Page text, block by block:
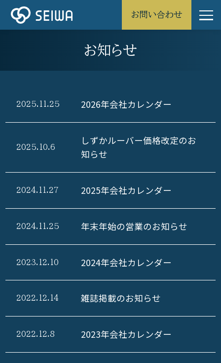
お問い合わせ
お知らせ
2025.11.25 2026年会社カレンダー
2025.10.6
しずかルーバー価格改定のお
知らせ
2024.11.27 2025年会社カレンダー
2024.11.25 年末年始の営業のお知らせ
2023.12.10 2024年会社カレンダー
2022.12.14 雑誌掲載のお知らせ
2022.12.8 2023年会社カレンダー